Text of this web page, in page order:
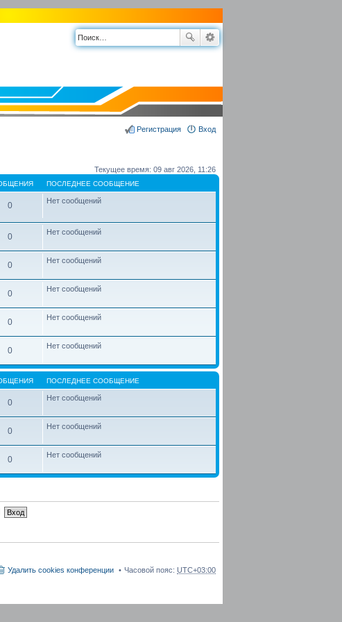
Вход
Регистрация
Текущее время: 09 авг 2026, 11:26
ПОСЛЕДНЕЕ СООБЩЕНИЕ
0 Нет сообщений
0 Нет сообщений
0 Нет сообщений
0 Нет сообщений
0 Нет сообщений
0 Нет сообщений
ПОСЛЕДНЕЕ СООБЩЕНИЕ
0 Нет сообщений
0 Нет сообщений
0 Нет сообщений
Часовой пояс: UTC+03:00
Удалить cookies конференции